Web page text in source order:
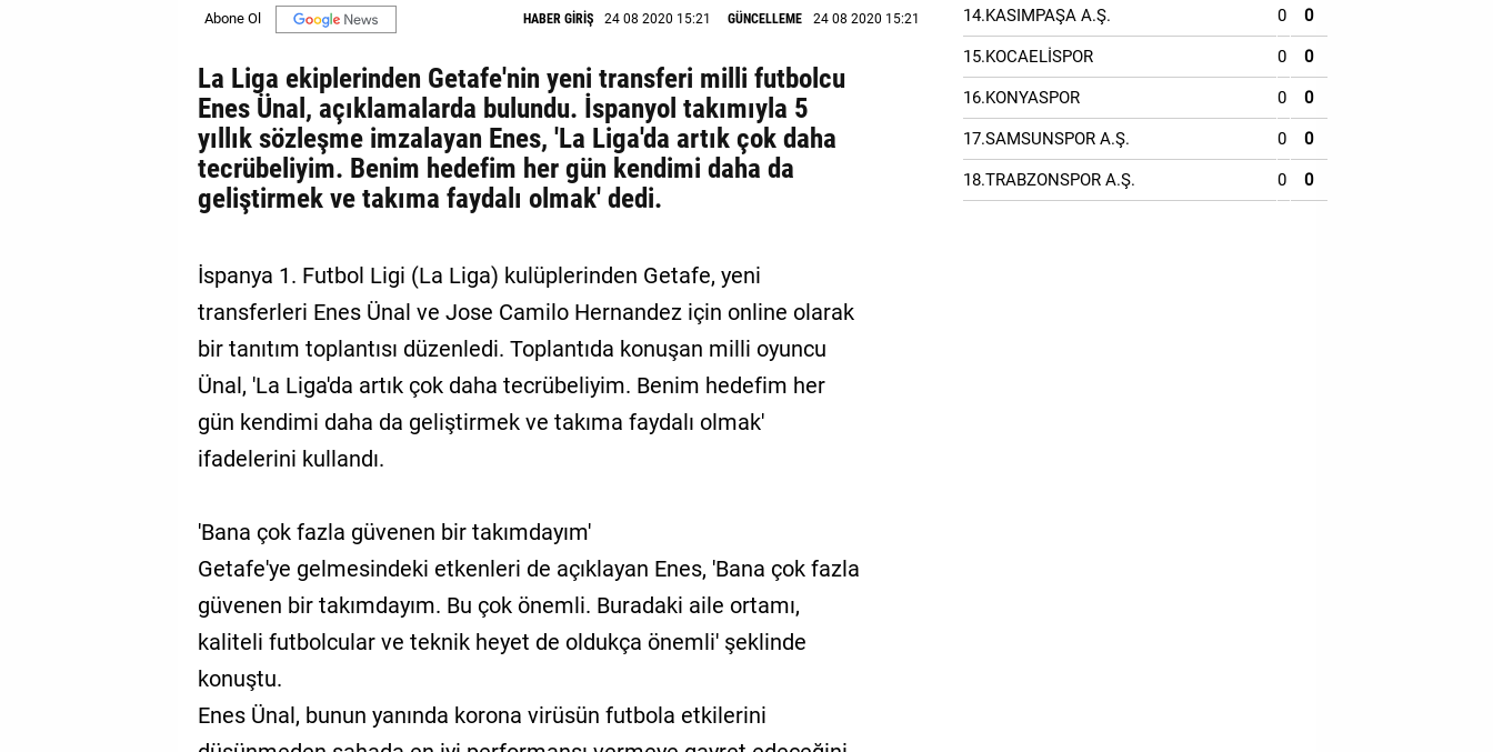
HABER GİRİŞ 24 08 2020 15:21 GÜNCELLEME 24 08 2020 15:21
La Liga ekiplerinden Getafe'nin yeni transferi milli futbolcu
Enes Ünal, açıklamalarda bulundu. İspanyol takımıyla 5
yıllık sözleşme imzalayan Enes, 'La Liga'da artık çok daha
tecrübeliyim. Benim hedefim her gün kendimi daha da
geliştirmek ve takıma faydalı olmak' dedi.
İspanya 1. Futbol Ligi (La Liga) kulüplerinden Getafe, yeni
transferleri Enes Ünal ve Jose Camilo Hernandez için online olarak
bir tanıtım toplantısı düzenledi. Toplantıda konuşan milli oyuncu
Ünal, 'La Liga'da artık çok daha tecrübeliyim. Benim hedefim her
gün kendimi daha da geliştirmek ve takıma faydalı olmak'
ifadelerini kullandı.
'Bana çok fazla güvenen bir takımdayım'
Getafe'ye gelmesindeki etkenleri de açıklayan Enes, 'Bana çok fazla
güvenen bir takımdayım. Bu çok önemli. Buradaki aile ortamı,
kaliteli futbolcular ve teknik heyet de oldukça önemli' şeklinde
konuştu.
Enes Ünal, bunun yanında korona virüsün futbola etkilerini
14.KASIMPAŞA A.Ş. 0 0
15.KOCAELİSPOR 0 0
16.KONYASPOR 0 0
17.SAMSUNSPOR A.Ş. 0 0
18.TRABZONSPOR A.Ş. 0 0